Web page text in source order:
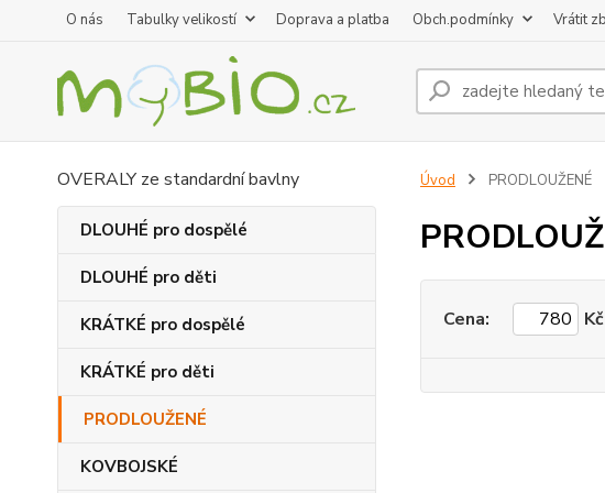
O nás Tabulky velikostí Doprava a platba Obch.podmínky Vrátit
OVERALY ze standardní bavlny
DLOUHÉ pro dospělé
DLOUHÉ pro děti
KRÁTKÉ pro dospělé
KRÁTKÉ pro děti
PRODLOUŽENÉ
KOVBOJSKÉ
Úvod PRODLOUŽENÉ
Cena: Kč